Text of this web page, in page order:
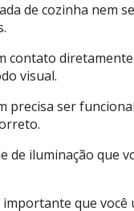
de cozinha nem
contato
visual.
precisa ser
de iluminação que
que